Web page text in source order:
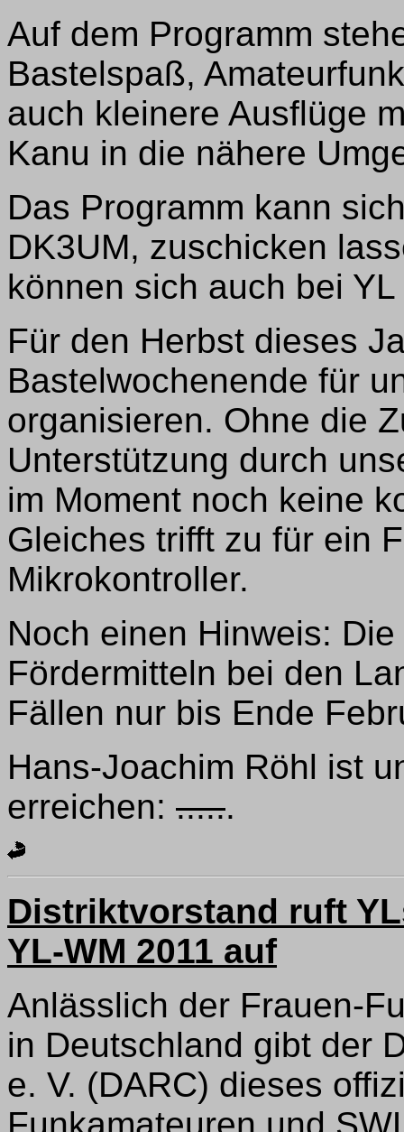
Auf dem Programm
Bastelspaß,
auch kleinere Ausflüge
Kanu in die nähere
Das Programm kann
DK3UM, zuschicken
können sich auch bei
Für den Herbst dieses
Bastelwochenende für
organisieren. Ohne die
Unterstützung durch
im Moment noch keine
Gleiches trifft zu für ein
Mikrokontroller.
Noch einen Hinweis:
Fördermitteln bei den
Fällen nur bis Ende
Hans-Joachim Röhl ist
erreichen: ......
Distriktvorstand ruft
YL-WM 2011 auf
Anlässlich der Frauen-
in Deutschland gibt der
e. V. (DARC) dieses